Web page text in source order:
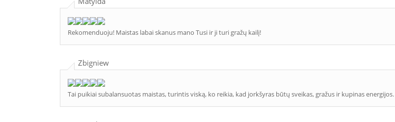
Rekomenduoju! Maistas labai skanus mano Tusi ir ji turi gražų kailį!
Zbigniew
Tai puikiai subalansuotas maistas, turintis viską, ko reikia, kad jorkšyras būtų sveikas, gražus ir kupinas energijos.